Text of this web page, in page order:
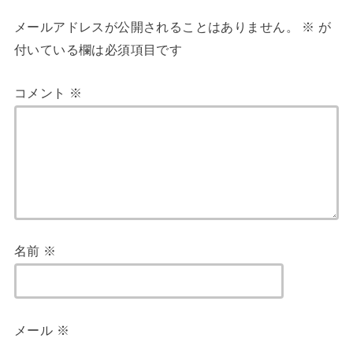
メールアドレスが公開されることはありません。 ※ が
付いている欄は必須項目です
コメント ※
名前 ※
メール ※